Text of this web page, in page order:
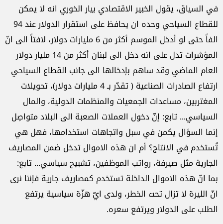
في السياق، يقول الخبير الاقتصادي بيار الخوري انه لا يمكن
للقطاع السياحي وحده ان يحافظ على استقرار الدولار عند 94
الفاً حتى لو أدخل الموسم أكثر من 6 مليارات دولار، لافتاً الى انّ
المؤشرات تدل على انه دخل الى لبنان أكثر من 14 مليار دولار
العام الماضي وقد ساهم بإدخالها الى جانب القطاع السياحي
ارتفاع الصادرات الصناعية ( تقدّر بـ 4 مليارات دولار)، تحويلات
المغتربين، مساعدات الجمعيات والمنظمات الدولية، والمال
السياسي... تابع: إنّ دخول العملات الصعبة الى البلاد متواصِل
إنما السؤال يكمن في سبل واتجاهات استخدامها، فهل هي
تُستخدم في الانتاج؟ أم ان هذه الاموال تدخل ضمن المصاريف
الجارية مثل صيرفة، رواتب الموظفين، تشبيح سياسي... تابع:
بما انّ هذه الاموال الداخلة تستخدم كمصاريف جارية فإننا نرى
انّ الليرة لا تزال تحت الخطر، ولدى ايّ هزّة سياسية يرتفع
الطلب على الدولار ويرتفع سعره.